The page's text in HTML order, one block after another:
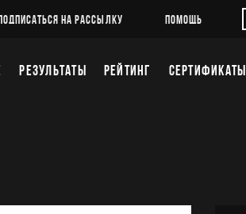
ПОДПИСАТЬСЯ НА РАССЫЛКУ ПОМОЩЬ
РЕЗУЛЬТАТЫ РЕЙТИНГ СЕРТИФИКАТЫ